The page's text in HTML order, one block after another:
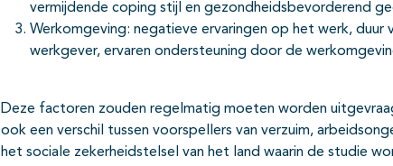
vermijdende coping stijl en gezondheidsbevorderend
Werkomgeving: negatieve ervaringen op het werk, duur
werkgever, ervaren ondersteuning door de
Deze factoren zouden regelmatig moeten worden
ook een verschil tussen voorspellers van verzuim,
het sociale zekerheidstelsel van het land waarin de studie